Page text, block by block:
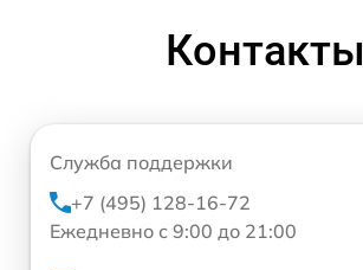
Контакты
Служба поддержки
+7 (495) 128-16-72
Ежедневно с 9:00 до 21:00